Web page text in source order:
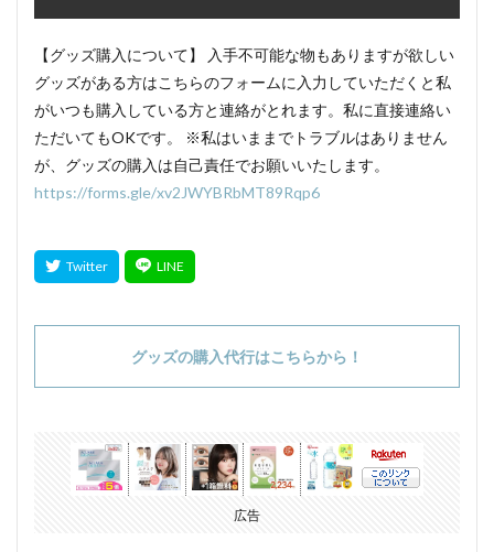
【グッズ購入について】 入手不可能な物もありますが欲しい
グッズがある方はこちらのフォームに入力していただくと私
がいつも購入している方と連絡がとれます。私に直接連絡い
ただいてもOKです。 ※私はいままでトラブルはありません
が、グッズの購入は自己責任でお願いいたします。
https://forms.gle/xv2JWYBRbMT89Rqp6
グッズの購入代行はこちらから！
広告